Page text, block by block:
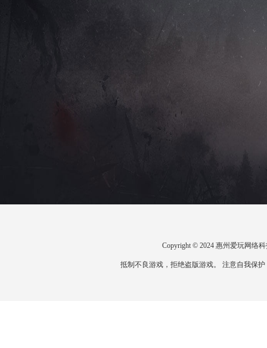
Copyright © 2024 惠州爱玩网络
抵制不良游戏，拒绝盗版游戏。 注意自我保